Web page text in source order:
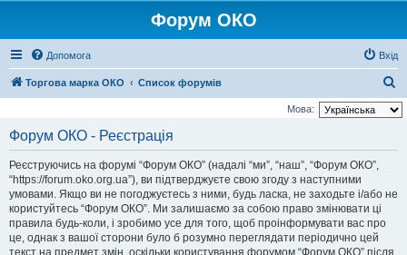
Форум ОКО
Допомога Вхід
Торгова марка ОКО Список форумів
о
Мова:
Форум ОКО - Реєстрація
Реєструючись на форумі “Форум ОКО” (надалі “ми”, “наш”, “Форум ОКО”,
“https://forum.oko.org.ua”), ви підтверджуєте свою згоду з наступними
умовами. Якщо ви не погоджуєтесь з ними, будь ласка, не заходьте і/або не
користуйтесь “Форум ОКО”. Ми залишаємо за собою право змінювати ці
правила будь-коли, і зробимо усе для того, щоб проінформувати вас про
це, однак з вашої сторони було б розумно переглядати періодично цей
текст на предмет змін, оскільки користування форумом “Форум ОКО” після